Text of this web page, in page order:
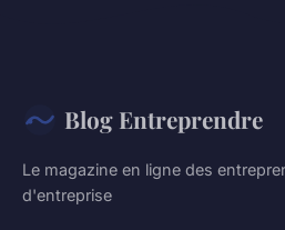
Blog Entreprendre
Le magazine en ligne des
d'entreprise